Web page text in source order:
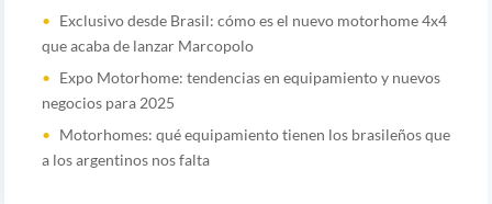
Exclusivo desde Brasil: cómo es el nuevo motorhome 4x4
que acaba de lanzar Marcopolo
Expo Motorhome: tendencias en equipamiento y nuevos
negocios para 2025
Motorhomes: qué equipamiento tienen los brasileños que
a los argentinos nos falta